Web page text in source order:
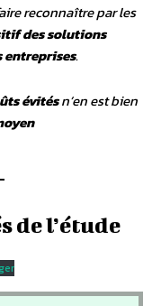
reconnaître par les
des solutions
entreprises.
évitésn’en est bien
de l’étude